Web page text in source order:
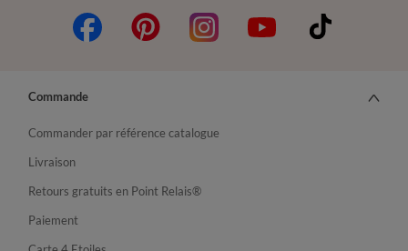
Commande
Commander par référence catalogue
Livraison
Retours gratuits en Point Relais®
Paiement